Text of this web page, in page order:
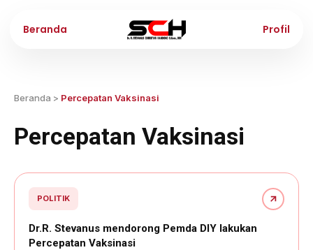
Beranda Profil
Beranda > Percepatan Vaksinasi
Percepatan Vaksinasi
POLITIK
Dr.R. Stevanus mendorong Pemda DIY lakukan
Percepatan Vaksinasi